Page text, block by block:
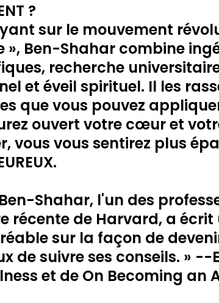
?
sur le mouvement
», Ben-Shahar combine
recherche
et éveil spirituel. Il les
que vous pouvez
ouvert votre cœur et
vous vous sentirez plus
Ben-Shahar, l'un des
récente de Harvard, a
sur la façon de
de suivre ses conseils. »
et de On Becoming an